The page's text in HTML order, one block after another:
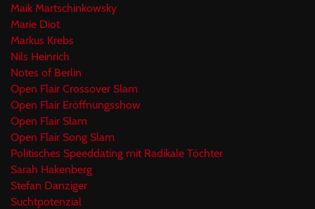
Maik Martschinkowsky
Marie Diot
Markus Krebs
Nils Heinrich
Notes of Berlin
Open Flair Crossover Slam
Open Flair Eröffnungsshow
Open Flair Slam
Open Flair Song Slam
Politisches Speeddating mit Radikale Töchter
Sarah Hakenberg
Stefan Danziger
Suchtpotenzial